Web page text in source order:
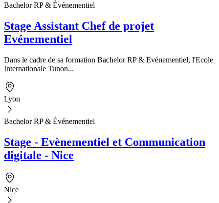
Bachelor RP & Événementiel
Stage Assistant Chef de projet
Evénementiel
Dans le cadre de sa formation Bachelor RP & Evénementiel, l'Ecole
Internationale Tunon...
Lyon
Bachelor RP & Événementiel
Stage - Evènementiel et Communication
digitale - Nice
Nice